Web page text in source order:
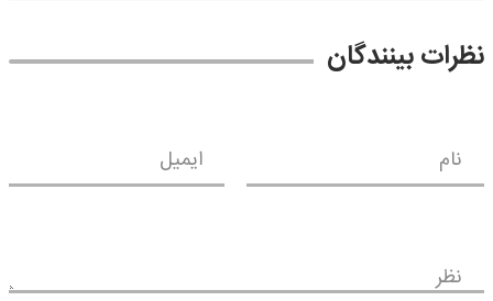
نظرات بینندگان
نام ایمیل
نظر